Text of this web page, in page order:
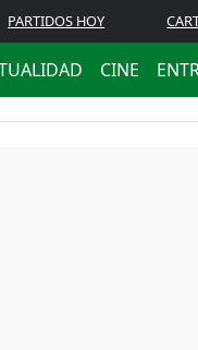
PARTIDOS HOY
CINE